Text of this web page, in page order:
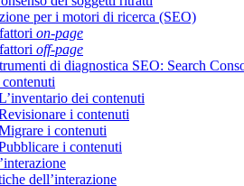
per i motori di ricerca (SEO)
on-page
off-page
di diagnostica SEO: Search
dei contenuti
i contenuti
i contenuti
i contenuti
dell’interazione